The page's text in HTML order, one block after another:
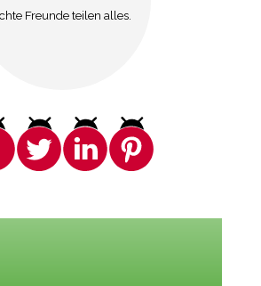
Freunde teilen alles.